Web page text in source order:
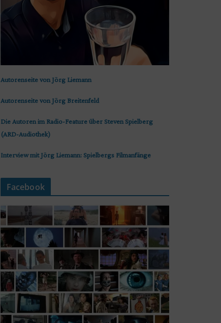
Autorenseite von Jörg Liemann
Autorenseite von Jörg Breitenfeld
Die Autoren im Radio-Feature über Steven Spielberg
(ARD-Audiothek)
Interview mit Jörg Liemann: Spielbergs Filmanfänge
Facebook